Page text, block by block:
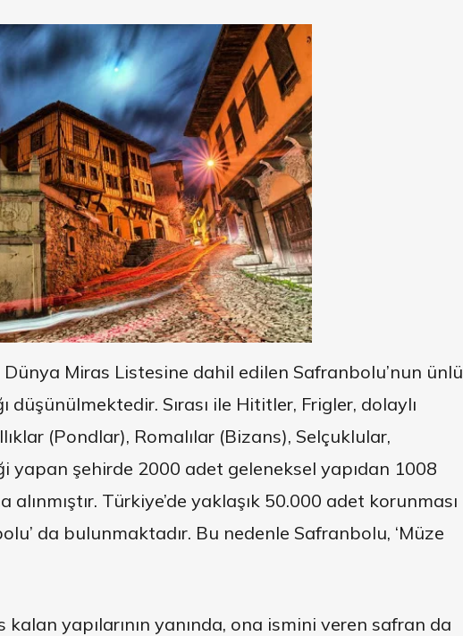
Dünya Miras Listesine dahil edilen Safranbolu’nun ünlü
düşünülmektedir. Sırası ile Hititler, Frigler, dolaylı
(Pondlar), Romalılar (Bizans), Selçuklular,
yapan şehirde 2000 adet geleneksel yapıdan 1008
Türkiye’de yaklaşık 50.000 adet korunması
da bulunmaktadır. Bu nedenle Safranbolu, ‘Müze
yapılarının yanında, ona ismini veren safran da